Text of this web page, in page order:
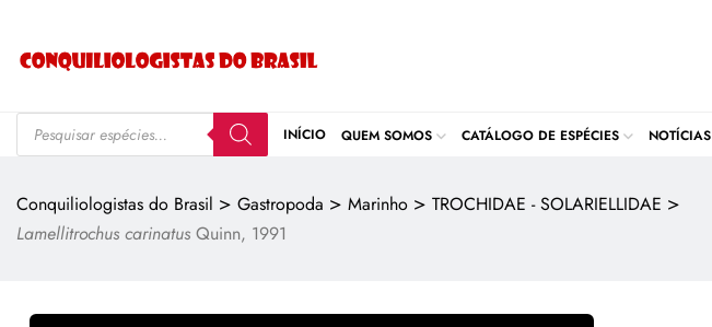
INÍCIO QUEM SOMOS CATÁLOGO DE ESPÉCIES NOTÍCIAS
Conquiliologistas do Brasil > Gastropoda > Marinho > TROCHIDAE - SOLARIELLIDAE >
Lamellitrochus carinatus Quinn, 1991